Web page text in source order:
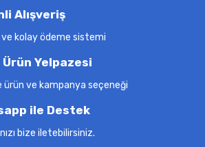
Alışveriş
kolay ödeme sistemi
Ürün Yelpazesi
ürün ve kampanya seçeneği
ile Destek
bize iletebilirsiniz.